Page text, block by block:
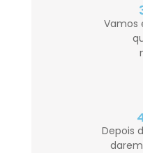
Vamos
Depois